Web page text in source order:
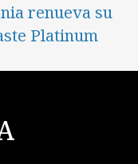
renueva su
Platinum